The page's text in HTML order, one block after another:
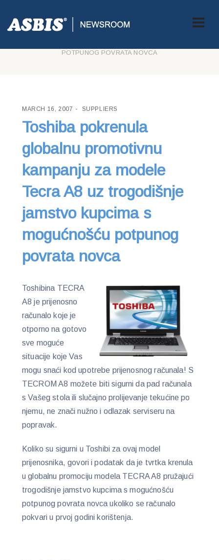
ASBIS CROATIA >SUPPLIERS > TOSHIBA POKRENULA
GLOBALNU PROMOTIVNU KAMPANJU ZA MODELE TECRA A8 UZ
POTPUNOG POVRATA NOVCA
MARCH 16, 2007 SUPPLIERS
Toshiba pokrenula
globalnu promotivnu
kampanju za modele
Tecra A8 uz trogodišnje
jamstvo kupcima s
mogućnošću potpunog
povrata novca
Toshibina TECRA
A8 je prijenosno
računalo koje je
otporno na gotovo
sve moguće
situacije koje Vas
mogu snaći kod upotrebe prijenosnog računala! S
TECROM A8 možete biti sigurni da pad računala
s Vašeg stola ili slučajno prolijevanje tekućine po
njemu, ne znači nužno i odlazak serviseru na
popravak.
Koliko su sigurni u Toshibi za ovaj model
prijenosnika, govori i podatak da je tvrtka krenula
u globalnu promociju modela TECRA A8 pružajući
trogodišnje jamstvo kupcima s mogućnošću
potpunog povrata novca ukoliko se računalo
pokvari u prvoj godini korištenja.